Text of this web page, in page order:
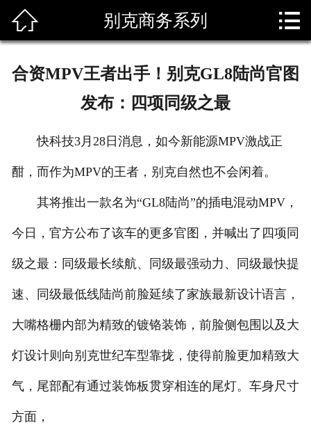

资质荣誉
租车须知
联系我们
我要租车
 别克商务系列 
合资MPV王者出手！别克GL8陆尚官图
发布：四项同级之最
快科技3月28日消息，如今新能源MPV激战正
酣，而作为MPV的王者，别克自然也不会闲着。
其将推出一款名为“GL8陆尚”的插电混动MPV，
今日，官方公布了该车的更多官图，并喊出了四项同
级之最：同级最长续航、同级最强动力、同级最快提
速、同级最低线陆尚前脸延续了家族最新设计语言，
大嘴格栅内部为精致的镀铬装饰，前脸侧包围以及大
灯设计则向别克世纪车型靠拢，使得前脸更加精致大
气，尾部配有通过装饰板贯穿相连的尾灯。车身尺寸
方面，